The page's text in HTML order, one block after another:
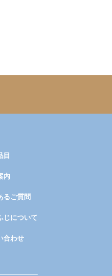
目
内
るご質問
じについて
合わせ